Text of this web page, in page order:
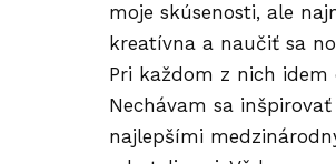
moje skúsenosti, ale
kreatívna a naučiť sa
Pri každom z nich idem
Nechávam sa
najlepšími